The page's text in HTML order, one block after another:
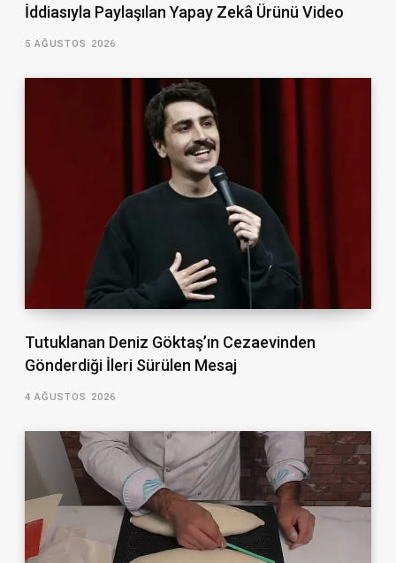
İddiasıyla Paylaşılan Yapay Zekâ Ürünü Video
5 AĞUSTOS 2026
Tutuklanan Deniz Göktaş’ın Cezaevinden
Gönderdiği İleri Sürülen Mesaj
4 AĞUSTOS 2026